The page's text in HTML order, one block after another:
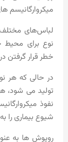
میکروارگانیسم
لباس‌های
نوع برای
خطر قرار گرفتن
در حالی که هر
تولید می شود،
نفوذ
شیوع بیماری را
روپوش ها به